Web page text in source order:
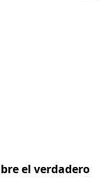
el verdadero